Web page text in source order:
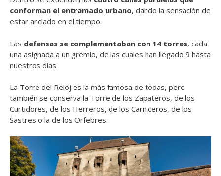
conforman el entramado urbano, dando la sensación de
estar anclado en el tiempo.
Las defensas se complementaban con 14 torres, cada
una asignada a un gremio, de las cuales han llegado 9 hasta
nuestros días.
La Torre del Reloj es la más famosa de todas, pero
también se conserva la Torre de los Zapateros, de los
Curtidores, de los Herreros, de los Carniceros, de los
Sastres o la de los Orfebres.